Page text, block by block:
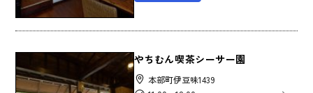
やちむん喫茶シーサー園
本部町伊豆味1439